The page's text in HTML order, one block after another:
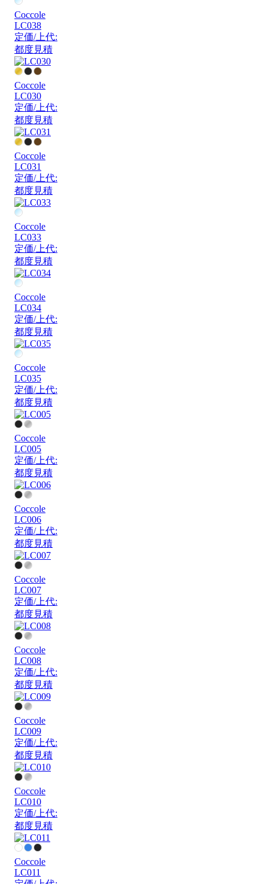
Coccole
LC038
定価/上代:
都度見積
Coccole
LC030
定価/上代:
都度見積
Coccole
LC031
定価/上代:
都度見積
Coccole
LC033
定価/上代:
都度見積
Coccole
LC034
定価/上代:
都度見積
Coccole
LC035
定価/上代:
都度見積
Coccole
LC005
定価/上代:
都度見積
Coccole
LC006
定価/上代:
都度見積
Coccole
LC007
定価/上代:
都度見積
Coccole
LC008
定価/上代:
都度見積
Coccole
LC009
定価/上代:
都度見積
Coccole
LC010
定価/上代:
都度見積
Coccole
LC011